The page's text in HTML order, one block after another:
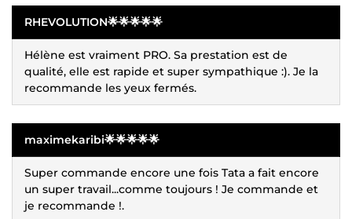
RHEVOLUTION🌟🌟🌟🌟🌟
Hélène est vraiment PRO. Sa prestation est de
qualité, elle est rapide et super sympathique :). Je la
recommande les yeux fermés.
maximekaribi🌟🌟🌟🌟🌟
Super commande encore une fois Tata a fait encore
un super travail...comme toujours ! Je commande et
je recommande !.